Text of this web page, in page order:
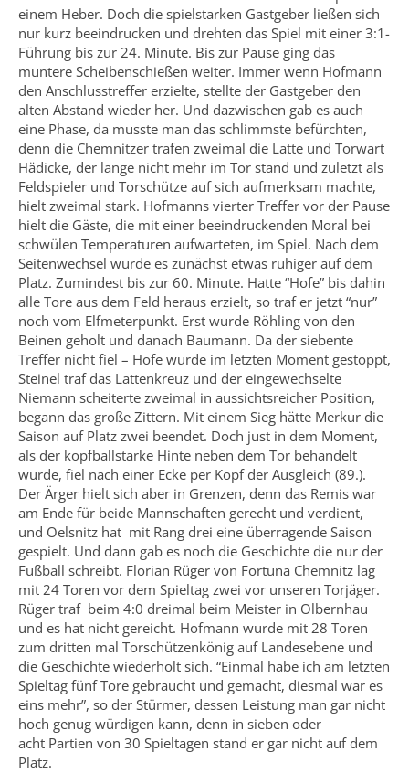
einem Heber. Doch die spielstarken Gastgeber ließen sich
nur kurz beeindrucken und drehten das Spiel mit einer 3:1-
Führung bis zur 24. Minute. Bis zur Pause ging das
muntere Scheibenschießen weiter. Immer wenn Hofmann
den Anschlusstreffer erzielte, stellte der Gastgeber den
alten Abstand wieder her. Und dazwischen gab es auch
eine Phase, da musste man das schlimmste befürchten,
denn die Chemnitzer trafen zweimal die Latte und Torwart
Hädicke, der lange nicht mehr im Tor stand und zuletzt als
Feldspieler und Torschütze auf sich aufmerksam machte,
hielt zweimal stark. Hofmanns vierter Treffer vor der Pause
hielt die Gäste, die mit einer beeindruckenden Moral bei
schwülen Temperaturen aufwarteten, im Spiel. Nach dem
Seitenwechsel wurde es zunächst etwas ruhiger auf dem
Platz. Zumindest bis zur 60. Minute. Hatte “Hofe” bis dahin
alle Tore aus dem Feld heraus erzielt, so traf er jetzt “nur”
noch vom Elfmeterpunkt. Erst wurde Röhling von den
Beinen geholt und danach Baumann. Da der siebente
Treffer nicht fiel – Hofe wurde im letzten Moment gestoppt,
Steinel traf das Lattenkreuz und der eingewechselte
Niemann scheiterte zweimal in aussichtsreicher Position,
begann das große Zittern. Mit einem Sieg hätte Merkur die
Saison auf Platz zwei beendet. Doch just in dem Moment,
als der kopfballstarke Hinte neben dem Tor behandelt
wurde, fiel nach einer Ecke per Kopf der Ausgleich (89.).
Der Ärger hielt sich aber in Grenzen, denn das Remis war
am Ende für beide Mannschaften gerecht und verdient,
und Oelsnitz hat mit Rang drei eine überragende Saison
gespielt. Und dann gab es noch die Geschichte die nur der
Fußball schreibt. Florian Rüger von Fortuna Chemnitz lag
mit 24 Toren vor dem Spieltag zwei vor unseren Torjäger.
Rüger traf beim 4:0 dreimal beim Meister in Olbernhau
und es hat nicht gereicht. Hofmann wurde mit 28 Toren
zum dritten mal Torschützenkönig auf Landesebene und
die Geschichte wiederholt sich. “Einmal habe ich am letzten
Spieltag fünf Tore gebraucht und gemacht, diesmal war es
eins mehr”, so der Stürmer, dessen Leistung man gar nicht
hoch genug würdigen kann, denn in sieben oder
acht Partien von 30 Spieltagen stand er gar nicht auf dem
Platz.